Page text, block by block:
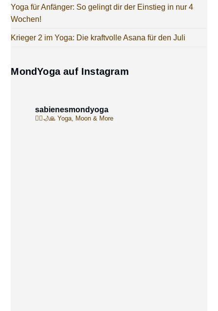
Yoga für Anfänger: So gelingt dir der Einstieg in nur 4
Wochen!
Krieger 2 im Yoga: Die kraftvolle Asana für den Juli
MondYoga auf Instagram
sabienesmondyoga
🧘‍♀️🌙🙏 Yoga, Moon & More